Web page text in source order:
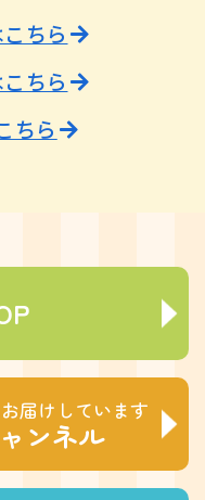
ちら
ちら
ちら
届けしています
ンネル